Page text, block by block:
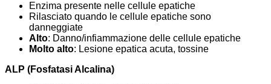
Enzima presente nelle cellule epatiche
Rilasciato quando le cellule epatiche sono
danneggiate
Alto: Danno/infiammazione delle cellule epatiche
Molto alto: Lesione epatica acuta, tossine
ALP (Fosfatasi Alcalina)